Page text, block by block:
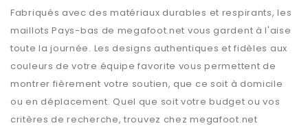
Fabriqués avec des matériaux durables et respirants, les
maillotsPays-bas de megafoot.net vous gardent à l'aise
toute la journée. Les designs authentiques et fidèles aux
couleurs de votre équipe favorite vous permettent de
montrer fièrement votre soutien, que ce soit à domicile
ou en déplacement. Quel que soit votre budget ou vos
critères de recherche, trouvez chezmegafoot.net